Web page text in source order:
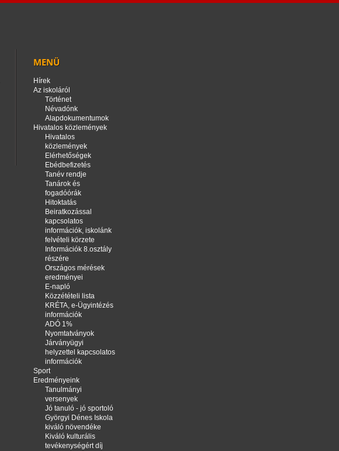
MENÜ
Hírek
Az iskoláról
Történet
Névadónk
Alapdokumentumok
Hivatalos közlemények
Hivatalos
közlemények
Elérhetőségek
Ebédbefizetés
Tanév rendje
Tanárok és
fogadóórák
Hitoktatás
Beiratkozással
kapcsolatos
információk, iskolánk
felvételi körzete
Információk 8.osztály
részére
Országos mérések
eredményei
E-napló
Közzétételi lista
KRÉTA, e-Ügyintézés
információk
ADÓ 1%
Nyomtatványok
Járványügyi
helyzettel kapcsolatos
információk
Sport
Eredményeink
Tanulmányi
versenyek
Jó tanuló - jó sportoló
Györgyi Dénes Iskola
kiváló növendéke
Kiváló kulturális
tevékenységért díj